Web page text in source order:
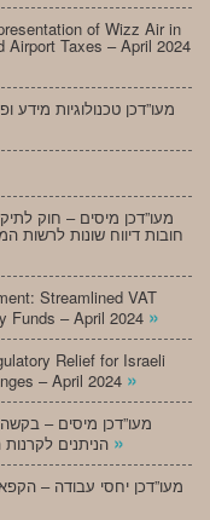
of Wizz Air in
Airport Taxes – April 2024
מעו”דכן טכנולוגיות מידע
חובות דיווח שונות לרשות
Streamlined VAT
Funds – April 2024 »
Relief for Israeli
– April 2024 »
מעו”דכן מיסים –
»